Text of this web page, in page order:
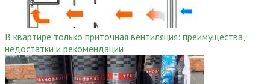
В квартире только приточная вентиляция: преимущества,
недостатки и рекомендации